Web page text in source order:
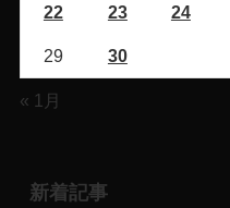
22 23 24
29 30
« 1月
新着記事